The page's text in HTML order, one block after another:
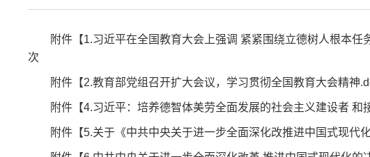
附件【1.习近平在全国教育大会上强调 紧紧围绕立德树人根本
次
附件【2.教育部党组召开扩大会议，学习贯彻全国教育大会精神
附件【4.习近平：培养德智体美劳全面发展的社会主义建设者 和
附件【5.关于《中共中央关于进一步全面深化改推进中国式现代